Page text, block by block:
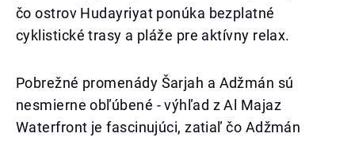
čo ostrov Hudayriyat ponúka bezplatné
cyklistické trasy a pláže pre aktívny relax.
Pobrežné promenády Šarjah a Adžmán sú
nesmierne obľúbené - výhľad z Al Majaz
Waterfront je fascinujúci, zatiaľ čo Adžmán